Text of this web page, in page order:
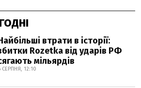
втрати в історії:
Rozetka від ударів РФ
мільярдів
СЕРПНЯ, 12:10